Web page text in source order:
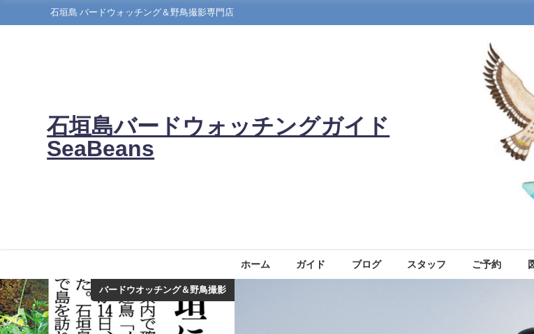
石垣島 バードウォッチング＆野鳥撮影専門店
石垣島バードウォッチングガイド
SeaBeans
ホーム ガイド ブログ スタッフ ご予約
バードウオッチング＆野鳥撮影